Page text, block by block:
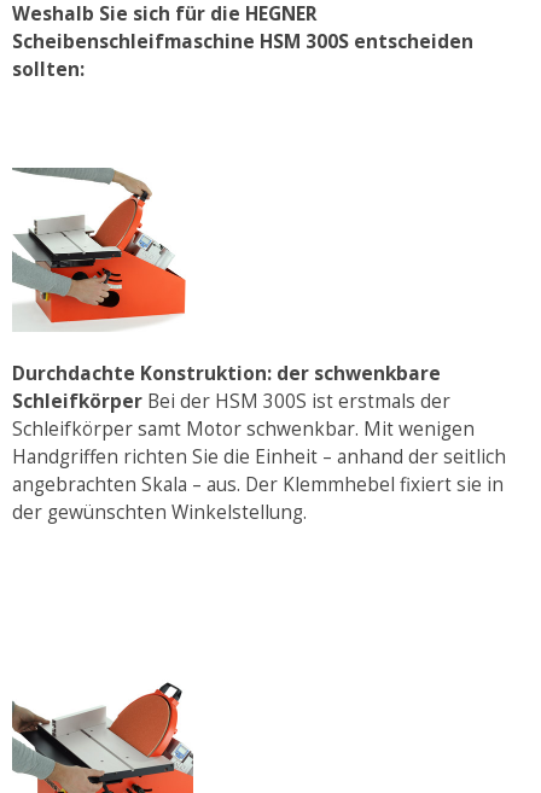
Weshalb Sie sich für die HEGNER
Scheibenschleifmaschine HSM 300S entscheiden
sollten:
Durchdachte Konstruktion: der schwenkbare
Schleifkörper Bei der HSM 300S ist erstmals der
Schleifkörper samt Motor schwenkbar. Mit wenigen
Handgriffen richten Sie die Einheit – anhand der seitlich
angebrachten Skala – aus. Der Klemmhebel fixiert sie in
der gewünschten Winkelstellung.